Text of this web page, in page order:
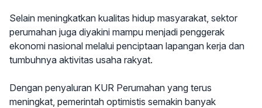
Selain meningkatkan kualitas hidup masyarakat, sektor
perumahan juga diyakini mampu menjadi penggerak
ekonomi nasional melalui penciptaan lapangan kerja dan
tumbuhnya aktivitas usaha rakyat.
Dengan penyaluran KUR Perumahan yang terus
meningkat, pemerintah optimistis semakin banyak